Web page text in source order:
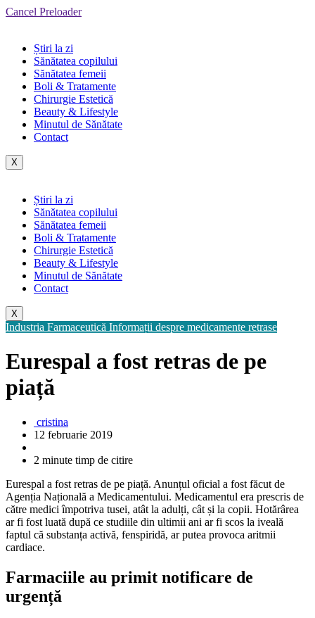
Cancel Preloader
Știri la zi
Sănătatea copilului
Sănătatea femeii
Boli & Tratamente
Chirurgie Estetică
Beauty & Lifestyle
Minutul de Sănătate
Contact
X
Știri la zi
Sănătatea copilului
Sănătatea femeii
Boli & Tratamente
Chirurgie Estetică
Beauty & Lifestyle
Minutul de Sănătate
Contact
X
Industria Farmaceutică Informații despre medicamente retrase
Eurespal a fost retras de pe
piață
cristina
12 februarie 2019
2 minute timp de citire
Eurespal a fost retras de pe piață. Anunțul oficial a fost făcut de
Agenția Națională a Medicamentului. Medicamentul era prescris de
către medici împotriva tusei, atât la adulți, cât și la copii. Hotărârea
ar fi fost luată după ce studiile din ultimii ani ar fi scos la iveală
faptul că substanța activă, fenspiridă, ar putea provoca aritmii
cardiace.
Farmaciile au primit notificare de
urgență